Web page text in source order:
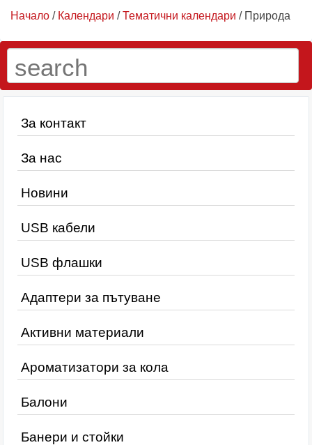
Начало / Календари /Тематични календари / Природа
За контакт
За нас
Новини
USB кабели
USB флашки
Адаптери за пътуване
Активни материали
Ароматизатори за кола
Балони
Банери и стойки